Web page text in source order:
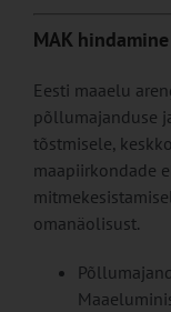
MAK hindamine
Eesti maaelu
põllumajanduse
tõstmisele,
maapiirkondade
omanäolisust.